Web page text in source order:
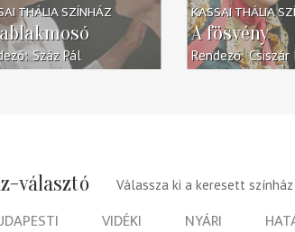
THÁLIA SZÍNHÁZ
Száz Pál
KASSAI THÁLIA
A fösvény
Rendező Csiszár
választó Válassza ki a keresett
VIDÉKI NYÁRI